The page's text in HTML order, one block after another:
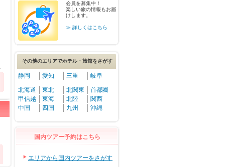
会員を募集中！
楽しい旅の情報もお届
けします。
≫ 詳しくはこちら
その他のエリアでホテル・旅館をさがす
静岡 愛知 三重
岐阜
北海道
東北 北関東
首都圏
甲信越
東海 北陸
関西
中国
四国 九州 沖縄
国内ツアー予約はこちら
エリアから国内ツアーをさがす